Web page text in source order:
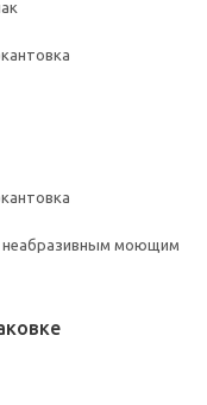
неабразивным моющим